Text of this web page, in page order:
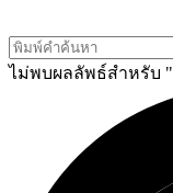
ไม่พบผลลัพธ์สำหรับ "